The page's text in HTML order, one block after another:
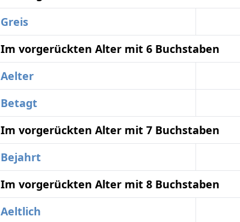
Greis
Im vorgerückten Alter mit 6 Buchstaben
Aelter
Betagt
Im vorgerückten Alter mit 7 Buchstaben
Bejahrt
Im vorgerückten Alter mit 8 Buchstaben
Aeltlich